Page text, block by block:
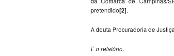
pretendido[2].
A douta Procuradoria de
É o relatório.